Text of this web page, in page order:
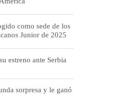
como sede de los
Junior de 2025
estreno ante Serbia
sorpresa y le ganó